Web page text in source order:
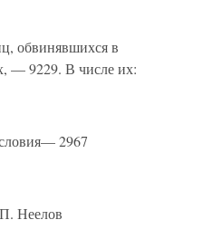
обвинявшихся в
— 9229. В числе их:
2967
Неелов